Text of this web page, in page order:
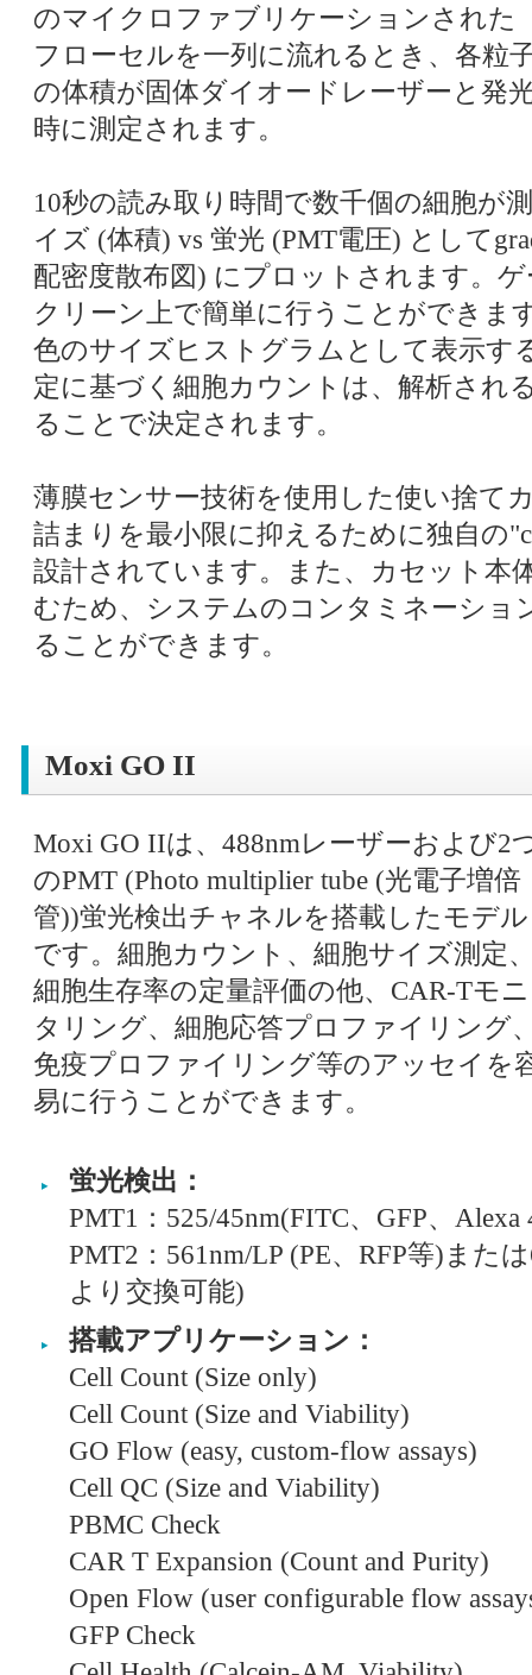
のマイクロファブリケーションされた
フローセルを一列に流れるとき、各粒
の体積が固体ダイオードレーザーと発
時に測定されます。
10秒の読み取り時間で数千個の細胞が
イズ (体積) vs 蛍光 (PMT電圧) として
配密度散布図) にプロットされます。
クリーン上で簡単に行うことができま
色のサイズヒストグラムとして表示す
定に基づく細胞カウントは、解析され
ることで決定されます。
薄膜センサー技術を使用した使い捨て
詰まりを最小限に抑えるために独自の
設計されています。また、カセット本
むため、システムのコンタミネーショ
ることができます。
Moxi GO II
Moxi GO IIは、488nmレーザーおよび2
のPMT (Photo multiplier tube (光電子増倍
管))蛍光検出チャネルを搭載したモデル
です。細胞カウント、細胞サイズ測定
細胞生存率の定量評価の他、CAR-Tモニ
タリング、細胞応答プロファイリング
免疫プロファイリング等のアッセイを
易に行うことができます。
蛍光検出：
PMT1：525/45nm(FITC、GFP、Alexa
PMT2：561nm/LP (PE、RFP等)また
より交換可能)
搭載アプリケーション：
Cell Count (Size only)
Cell Count (Size and Viability)
GO Flow (easy, custom-flow assays)
Cell QC (Size and Viability)
PBMC Check
CAR T Expansion (Count and Purity)
Open Flow (user configurable flow
GFP Check